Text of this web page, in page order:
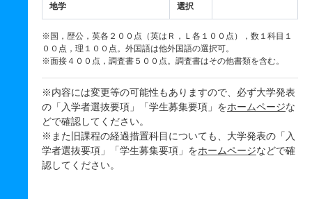
地学 選択
※国，歴公，英各２００点（英はＲ，Ｌ各１００点），数１科目１
００点，理１００点。外国語は他外国語の選択可。
※面接４００点，調査書５００点。調査書はその他書類を含む。
※内容には変更等の可能性もありますので、必ず大学発表
の「入学者選抜要項」「学生募集要項」をホームページな
どで確認してください。
※また旧課程の経過措置科目についても、大学発表の「入
学者選抜要項」「学生募集要項」をホームページなどで確
認してください。